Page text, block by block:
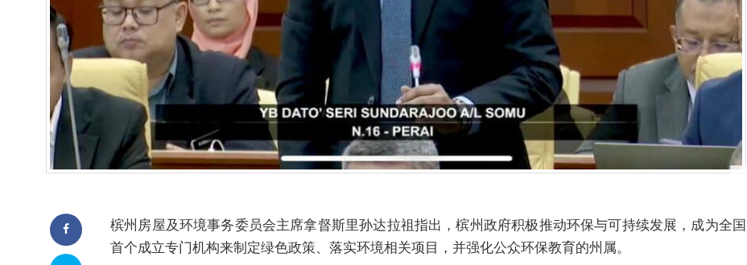
槟州房屋及环境事务委员会主席拿督斯里孙达拉祖指出，槟州政府积极推动环保与可持续发展，成为全国
首个成立专门机构来制定绿色政策、落实环境相关项目，并强化公众环保教育的州属。